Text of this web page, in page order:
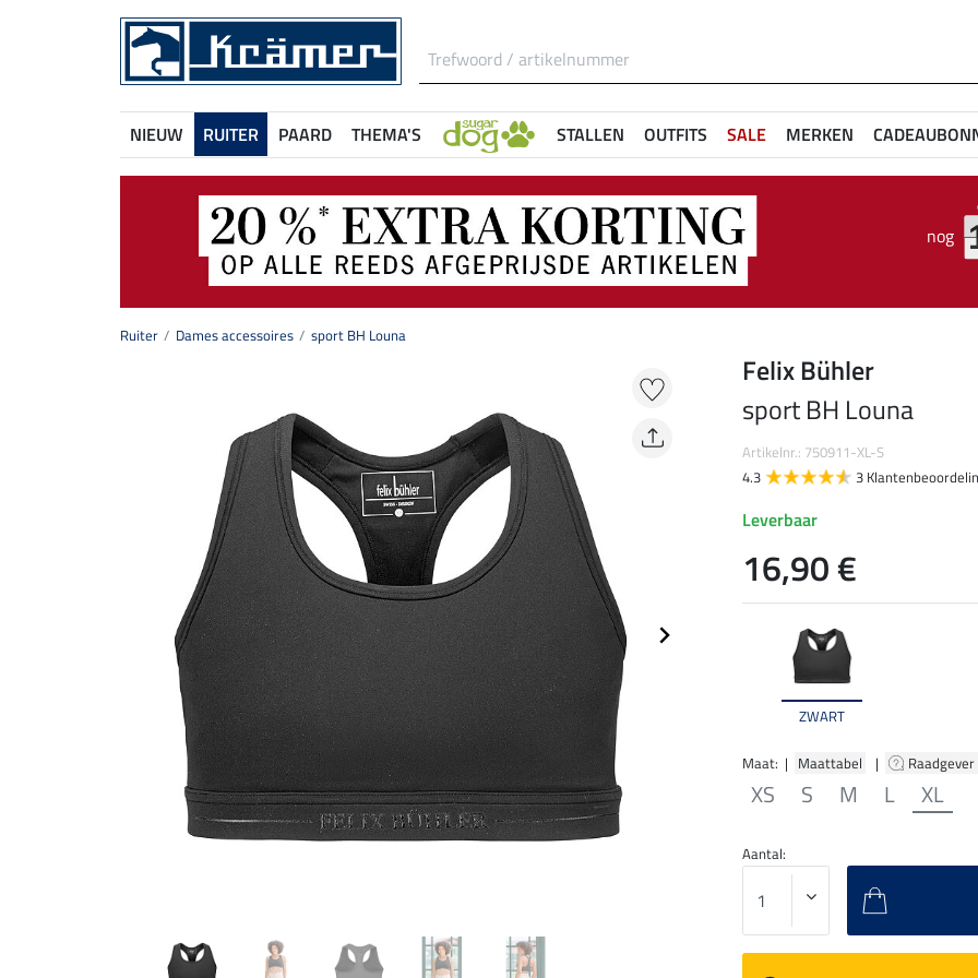
NIEUW RUITER PAARD THEMA'S STALLEN OUTFITS SALE MERKEN
nog
Ruiter Dames accessoires sport BH Louna
ZWART
Maat: | Maattabel | Raadgever
XS S M L XL
Felix Bühler
sport BH Louna
Artikelnr.: 750911-XL-S
4.3
3
Leverbaar
16,90 €
Aantal: